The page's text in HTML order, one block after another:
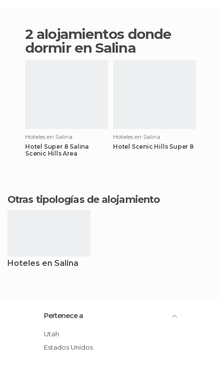
2 alojamientos donde
dormir en Salina
Hoteles en Salina
Hotel Super 8 Salina
Scenic Hills Area
Hoteles en Salina
Hotel Scenic Hills Super 8
Otras tipologías de alojamiento
Hoteles en Salina
Pertenece a
Utah
Estados Unidos